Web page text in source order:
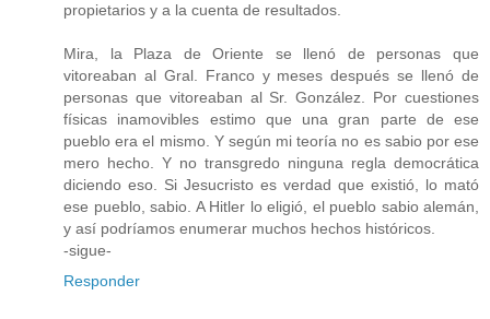
propietarios y a la cuenta de resultados.
Mira, la Plaza de Oriente se llenó de personas que
vitoreaban al Gral. Franco y meses después se llenó de
personas que vitoreaban al Sr. González. Por cuestiones
físicas inamovibles estimo que una gran parte de ese
pueblo era el mismo. Y según mi teoría no es sabio por ese
mero hecho. Y no transgredo ninguna regla democrática
diciendo eso. Si Jesucristo es verdad que existió, lo mató
ese pueblo, sabio. A Hitler lo eligió, el pueblo sabio alemán,
y así podríamos enumerar muchos hechos históricos.
-sigue-
Responder